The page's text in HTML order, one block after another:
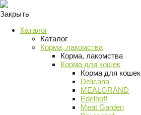
Закрыть
Каталог
Каталог
Корма, лакомства
Корма, лакомства
Корма для кошек
Корма для кошек
Delicana
MEALGRAND
Edelhoff
Meat Garden